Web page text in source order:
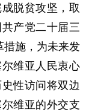
脱贫攻坚，取
产党二十届三
措施，为未来发
维亚人民衷心
性访问将双边
维亚的外交支